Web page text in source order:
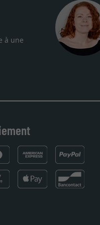
sont au rendez
Merci.